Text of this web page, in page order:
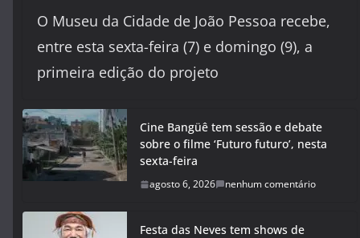
O Museu da Cidade de João Pessoa recebe,
entre esta sexta-feira (7) e domingo (9), a
primeira edição do projeto
Cine Bangüê tem sessão e debate
sobre o filme ‘Futuro futuro’, nesta
sexta-feira
agosto 6, 2026 nenhum comentário
Festa das Neves tem shows de